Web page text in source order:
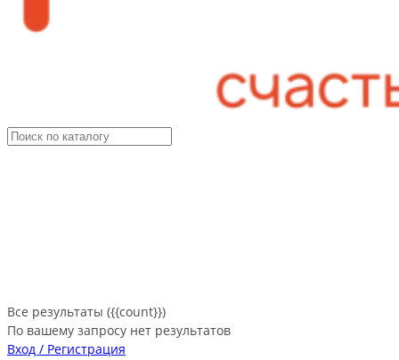
Все результаты ({{count}})
По вашему запросу нет результатов
Вход / Регистрация